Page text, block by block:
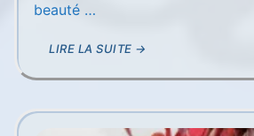
beauté …
LIRE LA SUITE →